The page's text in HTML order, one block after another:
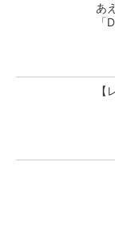
あ